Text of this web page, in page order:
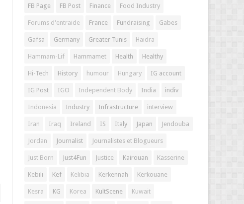
FB Page FB Post Finance Food Industry
Forums d'entraide France Fundraising Gabes
Gafsa Germany Greater Tunis Haidra
Hammam-Lif Hammamet Health Healthy
Hi-Tech History humour Hungary IG account
IG Post IGO Independent Body India indiv
Indonesia Industry Infrastructure interview
Iran Iraq Ireland IS Italy Japan Jendouba
Jordan Journalist Journalistes et Blogueurs
Just Born Just4Fun Justice Kairouan Kasserine
Kebili Kef Kelibia Kerkennah Kerkouane
Kesra KG Korea KultScene Kuwait